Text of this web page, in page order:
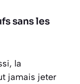
sans les
la
jamais jeter